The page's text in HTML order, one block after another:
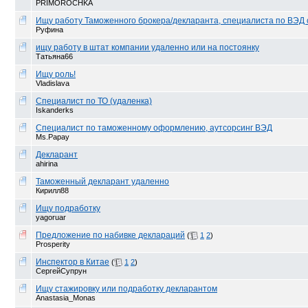
PRIMOROCHKA
Ищу работу Таможенного брокера/декларанта, специалиста по ВЭД
Руфина
ищу работу в штат компании удаленно или на постоянку
Татьяна66
Ищу роль!
Vladislava
Специалист по ТО (удаленка)
Iskanderks
Специалист по таможенному оформлению, аутсорсинг ВЭД
Ms.Papay
Декларант
ahirina
Таможенный декларант удаленно
Кирилл88
Ищу подработку
yagoruar
Предложение по набивке деклараций ( 1 2)
Prosperity
Инспектор в Китае ( 1 2)
СергейСупрун
Ищу стажировку или подработку декларантом
Anastasia_Monas